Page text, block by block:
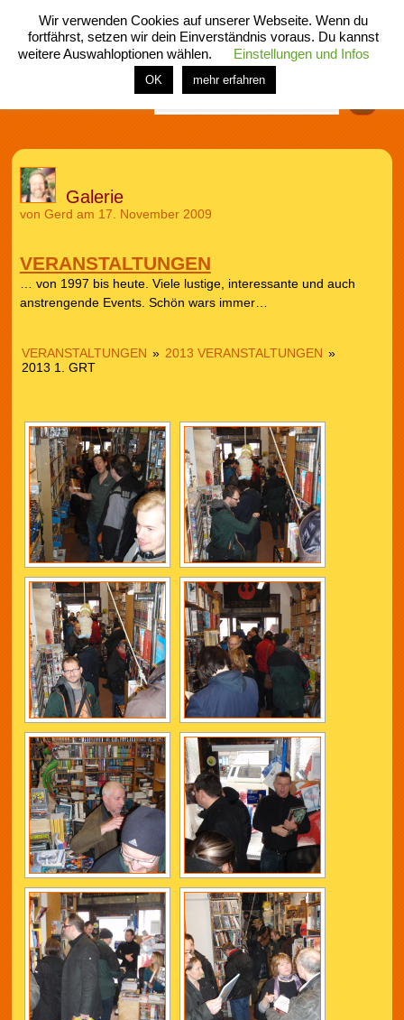
menü
home rubrik buch comic spiel fotos shop
Galerie
von Gerd am 17. November 2009
VERANSTALTUNGEN
… von 1997 bis heute. Viele lustige, interessante und auch
anstrengende Events. Schön wars immer…
VERANSTALTUNGEN » 2013 VERANSTALTUNGEN »
2013 1. GRT
Wir verwenden Cookies auf unserer Webseite. Wenn du
fortfährst, setzen wir dein Einverständnis voraus. Du kannst
weitere Auswahloptionen wählen.
Einstellungen und Infos
OK mehr erfahren